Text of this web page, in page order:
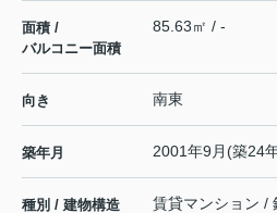
面積 /
バルコニー面積
85.63㎡ / -
向き 南東
築年月 2001年9月(築24
種別 / 建物構造 賃貸マンション /